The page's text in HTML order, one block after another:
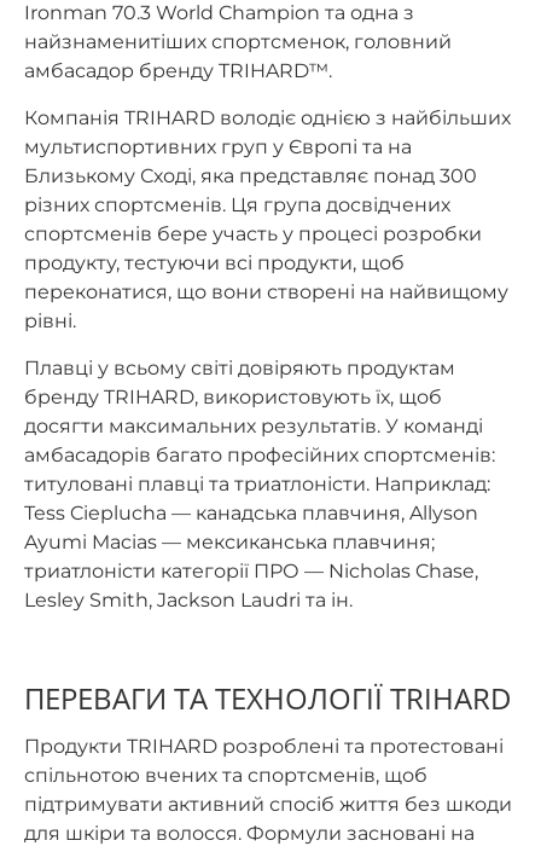
Ironman 70.3 World Champion та одна з
найзнаменитіших спортсменок, головний
амбасадор бренду TRIHARD™.
Компанія TRIHARD володіє однією з найбільших
мультиспортивних груп у Європі та на
Близькому Сході, яка представляє понад 300
різних спортсменів. Ця група досвідчених
спортсменів бере участь у процесі розробки
продукту, тестуючи всі продукти, щоб
переконатися, що вони створені на найвищому
рівні.
Плавці у всьому світі довіряють продуктам
бренду TRIHARD, використовують їх, щоб
досягти максимальних результатів. У команді
амбасадорів багато професійних спортсменів:
титуловані плавці та триатлоністи. Наприклад:
Tess Cieplucha — канадська плавчиня, Allyson
Ayumi Macias — мексиканська плавчиня;
триатлоністи категорії ПРО — Nicholas Chase,
Lesley Smith, Jackson Laudri та ін.
ПЕРЕВАГИ ТА ТЕХНОЛОГІЇ TRIHARD
Продукти TRIHARD розроблені та протестовані
спільнотою вчених та спортсменів, щоб
підтримувати активний спосіб життя без шкоди
для шкіри та волосся. Формули засновані на